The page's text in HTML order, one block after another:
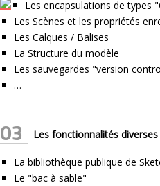
Les encapsulations de types
Les Scènes et les propriétés
Les Calques / Balises
La Structure du modèle
Les sauvegardes "version
…
03 Les fonctionnalités
La bibliothèque publique de
Le "bac à sable"